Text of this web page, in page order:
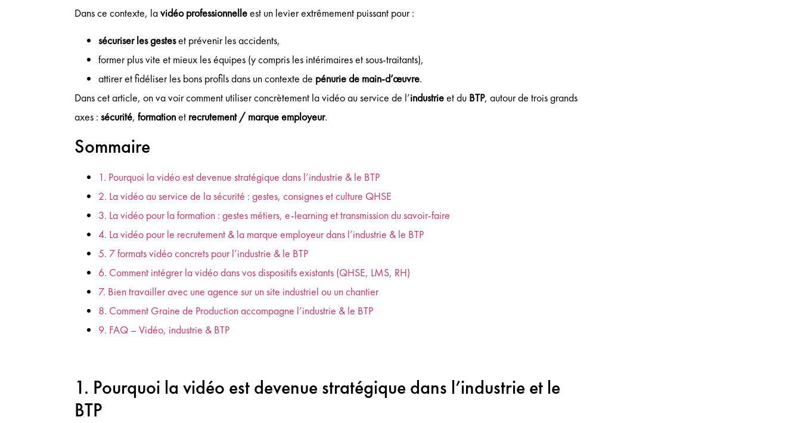
Dans ce contexte, lavidéo professionnelleest un levier extrêmement puissant pour :
sécuriser les gesteset prévenir les accidents,
former plus vite et mieux les équipes (y compris les intérimaires et sous-traitants),
attirer et fidéliser les bons profils dans un contexte de pénurie de main-d’œuvre.
Dans cet article, on va voir comment utiliser concrètement la vidéo au service de l’industrieet du BTP, autour de trois grands
axes : sécurité, formationet recrutement / marque employeur.
Sommaire
1. Pourquoi la vidéo est devenue stratégique dans l’industrie & le BTP
2. La vidéo au service de la sécurité : gestes, consignes et culture QHSE
3. La vidéo pour la formation : gestes métiers, e-learning et transmission du savoir-faire
4. La vidéo pour le recrutement & la marque employeur dans l’industrie & le BTP
5. 7 formats vidéo concrets pour l’industrie & le BTP
6. Comment intégrer la vidéo dans vos dispositifs existants (QHSE, LMS, RH)
7. Bien travailler avec une agence sur un site industriel ou un chantier
8. Comment Graine de Production accompagne l’industrie & le BTP
9. FAQ – Vidéo, industrie & BTP
1. Pourquoi la vidéo est devenue stratégique dans l’industrie et le
BTP